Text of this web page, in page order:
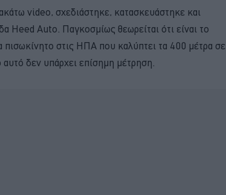
video, σχεδιάστηκε, κατασκευάστηκε και
Heed Auto. Παγκοσμίως θεωρείται ότι είναι το
στις ΗΠΑ που καλύπτει τα 400 μέτρα σε
δεν υπάρχει επίσημη μέτρηση.